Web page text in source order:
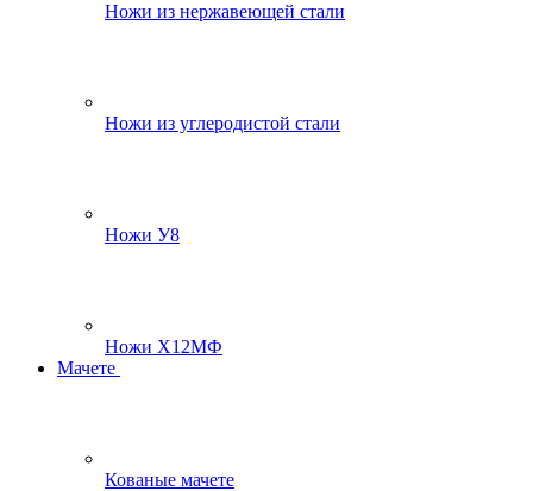
Ножи из нержавеющей стали
Ножи из углеродистой стали
Ножи У8
Ножи Х12МФ
Мачете
Кованые мачете